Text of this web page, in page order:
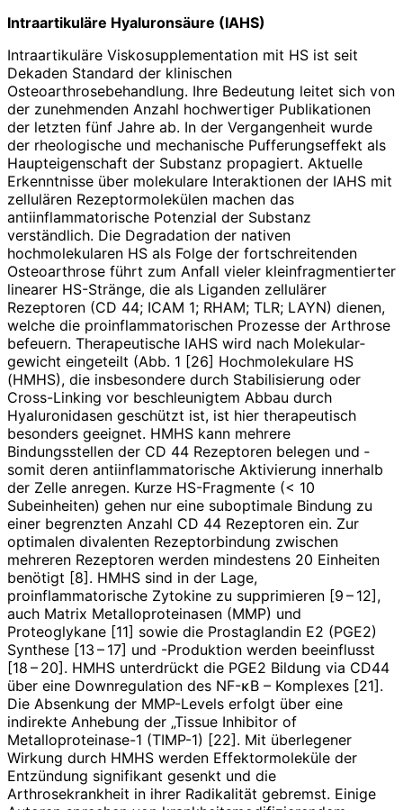
Intraartikuläre Hyaluronsäure (IAHS)
Intraartikuläre Viskosupplementation mit HS ist seit
Dekaden Standard der klinischen
Osteoarthrosebehandlung. Ihre Bedeutung leitet sich von
der zunehmenden Anzahl hochwertiger Publikationen
der letzten fünf Jahre ab. In der Vergangenheit wurde
der rheolo­gische und mechanische Pufferungs­effekt als
Haupteigenschaft der Substanz propagiert. Aktuelle
Erkenntnisse über molekulare Interaktionen der IAHS mit
zellulären Rezeptormolekülen machen das
antiinflammatorische Potenzial der Substanz
verständlich. Die Degradation der nativen
hochmolekularen HS als Folge der fortschreitenden
Osteoar­throse führt zum Anfall vieler kleinfragmentierter
linearer HS-Stränge, die als Liganden zellulärer
Rezeptoren (CD 44; ICAM 1; RHAM; TLR; LAYN) dienen,
welche die proinflammatorischen Prozesse der Arthrose
befeuern. Therapeutische IAHS wird nach Molekular­
gewicht eingeteilt (Abb. 1 [26] Hochmolekulare HS
(HMHS), die insbesondere durch Stabilisierung oder
Cross-Linking vor beschleunigtem Abbau durch
Hyaluronidasen geschützt ist, ist hier therapeutisch
besonders geeignet. HMHS kann mehrere
Bindungsstellen der CD 44 Rezeptoren belegen und ­
somit deren antiinflammatorische Aktivierung innerhalb
der Zelle anregen. Kurze HS-Fragmente (< 10
Subeinheiten) gehen nur eine suboptimale Bindung zu
einer begrenzten Anzahl CD 44 Rezeptoren ein. Zur
optimalen divalenten Rezeptorbindung zwischen
mehreren Rezeptoren werden mindestens 20 Einheiten
benötigt [8]. HMHS sind in der Lage,
proinflammatorische Zyto­kine zu supprimieren [9 – 12],
auch Matrix Metalloproteinasen (MMP) und
Proteoglykane [11] sowie die Prostaglandin E2 (PGE2)
Synthese [13 – 17] und -Produktion werden beeinflusst
[18 – 20]. HMHS unterdrückt die PGE2 Bildung via CD44
über eine Down­regulation des NF-κB – Komplexes [21].
Die Absenkung der MMP-Levels erfolgt über eine
indirekte Anhebung der „Tissue Inhibitor of
Metalloproteinase-1 (TIMP-1) [22]. Mit überlegener
Wirkung durch HMHS werden Effektormoleküle der
Entzündung signifikant gesenkt und die
Arthrosekrankheit in ihrer Radikalität gebremst. Einige